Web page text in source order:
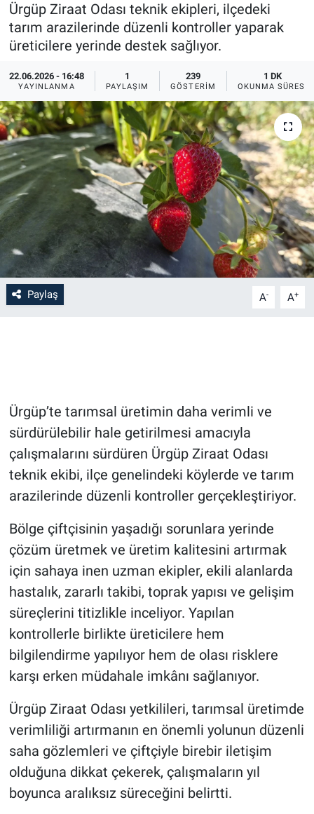
Ürgüp Ziraat Odası teknik ekipleri, ilçedeki
tarım arazilerinde düzenli kontroller yaparak
üreticilere yerinde destek sağlıyor.
22.06.2026 - 16:48
YAYINLANMA
1
PAYLAŞIM
239
GÖSTERIM
1 DK
OKUNMA SÜRESI
Paylaş A- A+
Ürgüp’te tarımsal üretimin daha verimli ve
sürdürülebilir hale getirilmesi amacıyla
çalışmalarını sürdüren Ürgüp Ziraat Odası
teknik ekibi, ilçe genelindeki köylerde ve tarım
arazilerinde düzenli kontroller gerçekleştiriyor.
Bölge çiftçisinin yaşadığı sorunlara yerinde
çözüm üretmek ve üretim kalitesini artırmak
için sahaya inen uzman ekipler, ekili alanlarda
hastalık, zararlı takibi, toprak yapısı ve gelişim
süreçlerini titizlikle inceliyor. Yapılan
kontrollerle birlikte üreticilere hem
bilgilendirme yapılıyor hem de olası risklere
karşı erken müdahale imkânı sağlanıyor.
Ürgüp Ziraat Odası yetkilileri, tarımsal üretimde
verimliliği artırmanın en önemli yolunun düzenli
saha gözlemleri ve çiftçiyle birebir iletişim
olduğuna dikkat çekerek, çalışmaların yıl
boyunca aralıksız süreceğini belirtti.
Sağlık
Asayiş
İlan - Duyuru- Mesaj
Yaşam
Sağlık
Kültür
3.Sayfa
Röportaj
Kayseri
Niğde
Aksaray
Kırşehir
Yerel
Genel
Asayiş
Kültür - Sanat
Politika
Magazin
İlan - Duyuru- Mesaj